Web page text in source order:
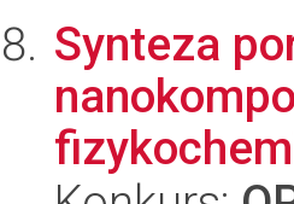
Synteza